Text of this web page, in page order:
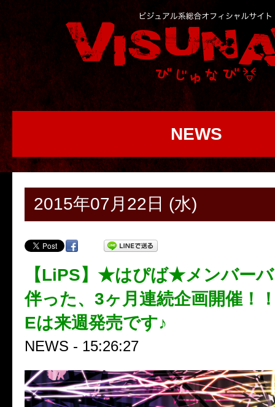
NEWS
2015年07月22日 (水)
【LiPS】★はぴば★メンバー
伴った、3ヶ月連続企画開催！
Eは来週発売です♪
NEWS - 15:26:27